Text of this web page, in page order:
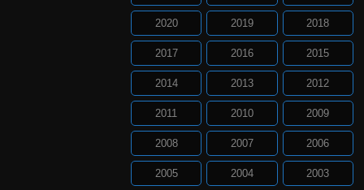
2020 2019 2018
2017 2016 2015
2014 2013 2012
2011 2010 2009
2008 2007 2006
2005 2004 2003